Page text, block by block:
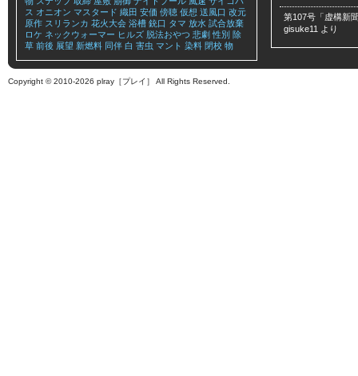
ス オニオン マスタード 織田 安価 傍聴 仮想 送風口 改元
原作 スリランカ 花火大会 浴槽 銃口 タマ 放水 試合放棄
ロケ ネックウォーマー ヒルズ 脱法おやつ 悲劇 性別 除
草 前後 展望 新燃料 同伴 白 害虫 マント 染料 閉校 物
第107号「虚構新
gisuke11 より
Copyright © 2010-2026 plray［プレイ］ All Rights Reserved.